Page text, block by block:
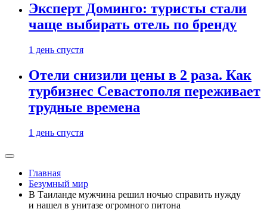
Эксперт Доминго: туристы стали
чаще выбирать отель по бренду
1 день спустя
Отели снизили цены в 2 раза. Как
турбизнес Севастополя переживает
трудные времена
1 день спустя
Главная
Безумный мир
В Таиланде мужчина решил ночью справить нужду
и нашел в унитазе огромного питона